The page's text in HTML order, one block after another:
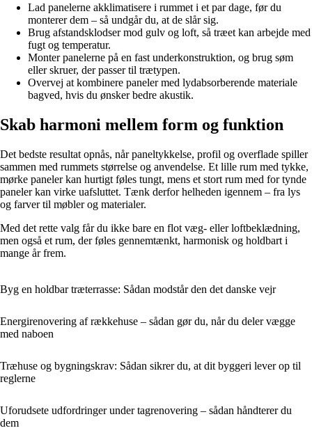
Lad panelerne akklimatisere i rummet i et par dage, før du
monterer dem – så undgår du, at de slår sig.
Brug afstandsklodser mod gulv og loft, så træet kan arbejde med
fugt og temperatur.
Monter panelerne på en fast underkonstruktion, og brug søm
eller skruer, der passer til trætypen.
Overvej at kombinere paneler med lydabsorberende materiale
bagved, hvis du ønsker bedre akustik.
Skab harmoni mellem form og funktion
Det bedste resultat opnås, når paneltykkelse, profil og overflade spiller
sammen med rummets størrelse og anvendelse. Et lille rum med tykke,
mørke paneler kan hurtigt føles tungt, mens et stort rum med for tynde
paneler kan virke uafsluttet. Tænk derfor helheden igennem – fra lys
og farver til møbler og materialer.
Med det rette valg får du ikke bare en flot væg- eller loftbeklædning,
men også et rum, der føles gennemtænkt, harmonisk og holdbart i
mange år frem.
Byg en holdbar træterrasse: Sådan modstår den det danske vejr
Energirenovering af rækkehuse – sådan gør du, når du deler vægge
med naboen
Træhuse og bygningskrav: Sådan sikrer du, at dit byggeri lever op til
reglerne
Uforudsete udfordringer under tagrenovering – sådan håndterer du
dem